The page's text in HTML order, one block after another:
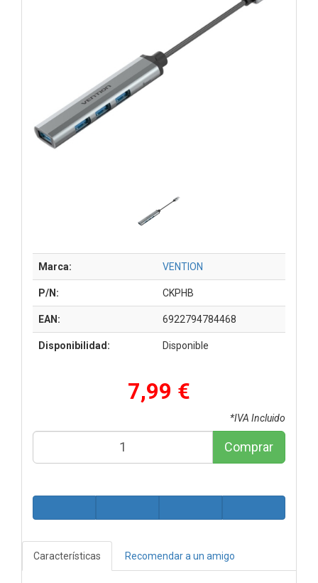
Marca: VENTION
P/N: CKPHB
EAN: 6922794784468
Disponibilidad: Disponible
7,99 €
*IVA Incluido
Comprar
Características Recomendar a un amigo